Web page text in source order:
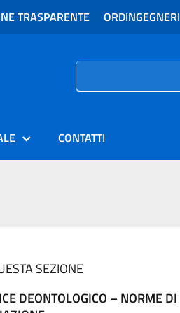
TRASPARENTE ORDINGEGNERI
Ricerca
CONTATTI
SEZIONE
DEONTOLOGICO – NORME DI